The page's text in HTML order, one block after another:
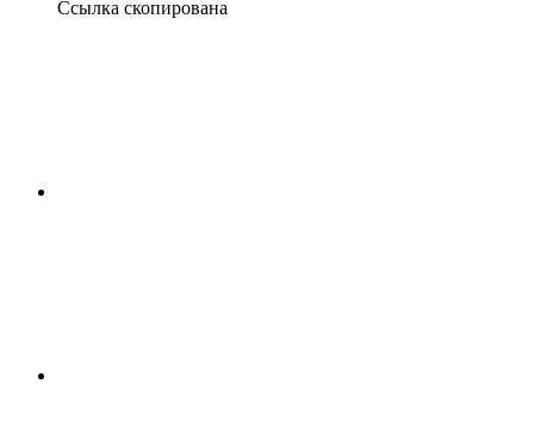
Ссылка скопирована